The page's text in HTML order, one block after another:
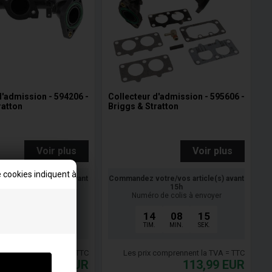
indiquent à
- 594206 -
Voir plus
vos article(s) avant
la TVA = TTC
EUR
Collecteur d'admission - 595606 -
Briggs & Stratton
Voir plus
Commandez votre/vos article(s) avant
15h
Numéro de colis à envoyer
14
TIM.
08
MIN.
14
SEK.
Les prix comprennent la TVA = TTC
113,99 EUR